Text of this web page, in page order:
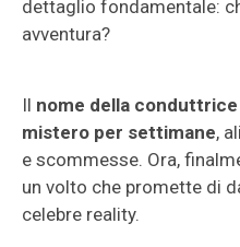
dettaglio fondamentale:
avventura?
Il nome della
mistero per settimane,
e scommesse. Ora,
un volto che promette di
celebre reality.